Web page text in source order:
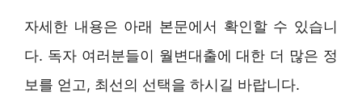
자세한 내용은 아래 본문에서 확인할 수 있습니
다. 독자 여러분들이 월변대출에 대한 더 많은 정
보를 얻고, 최선의 선택을 하시길 바랍니다.